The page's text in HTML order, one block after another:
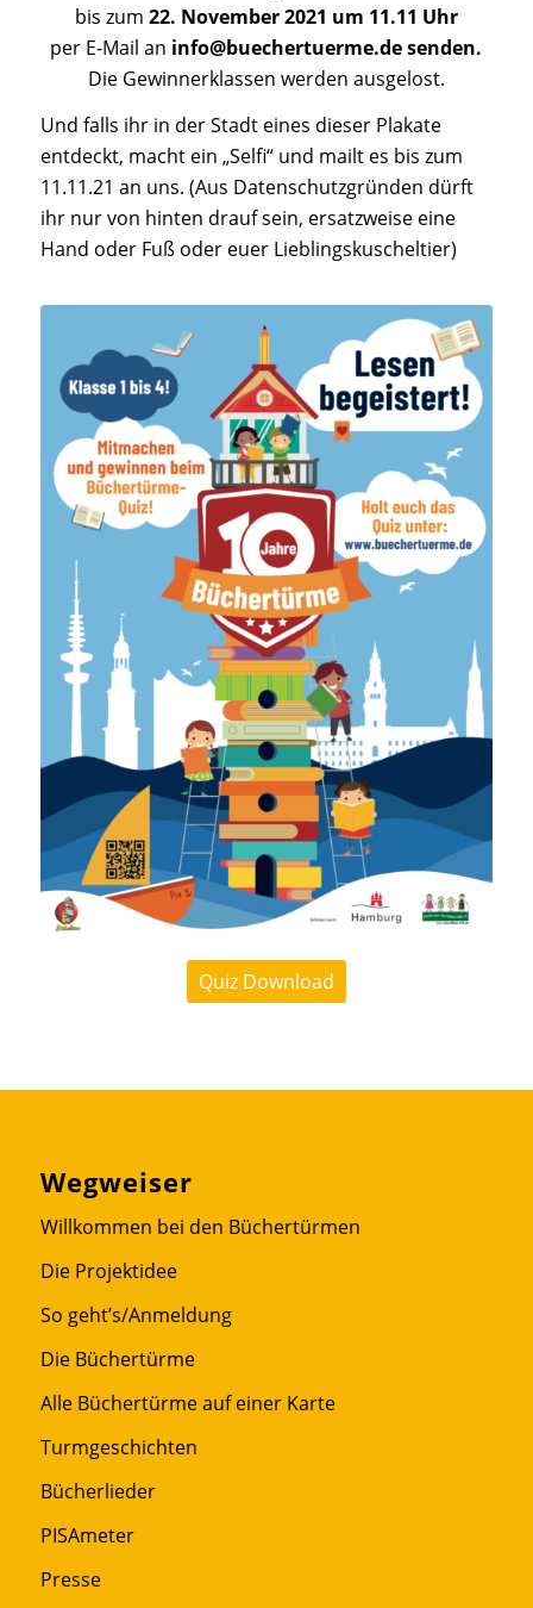
bis zum 22. November 2021 um 11.11 Uhr
per E-Mail an info@buechertuerme.de senden.
Die Gewinnerklassen werden ausgelost.
Und falls ihr in der Stadt eines dieser Plakate
entdeckt, macht ein „Selfi“ und mailt es bis zum
11.11.21 an uns. (Aus Datenschutzgründen dürft
ihr nur von hinten drauf sein, ersatzweise eine
Hand oder Fuß oder euer Lieblingskuscheltier)
Quiz Download
Wegweiser
Willkommen bei den Büchertürmen
Die Projektidee
So geht’s/Anmeldung
Die Büchertürme
Alle Büchertürme auf einer Karte
Turmgeschichten
Bücherlieder
PISAmeter
Presse